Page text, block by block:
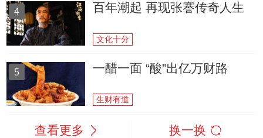
4 百年潮起 再现张謇传奇人生
文化十分
5 一醋一面 “酸”出亿万财路
生财有道
查看更多 换一换